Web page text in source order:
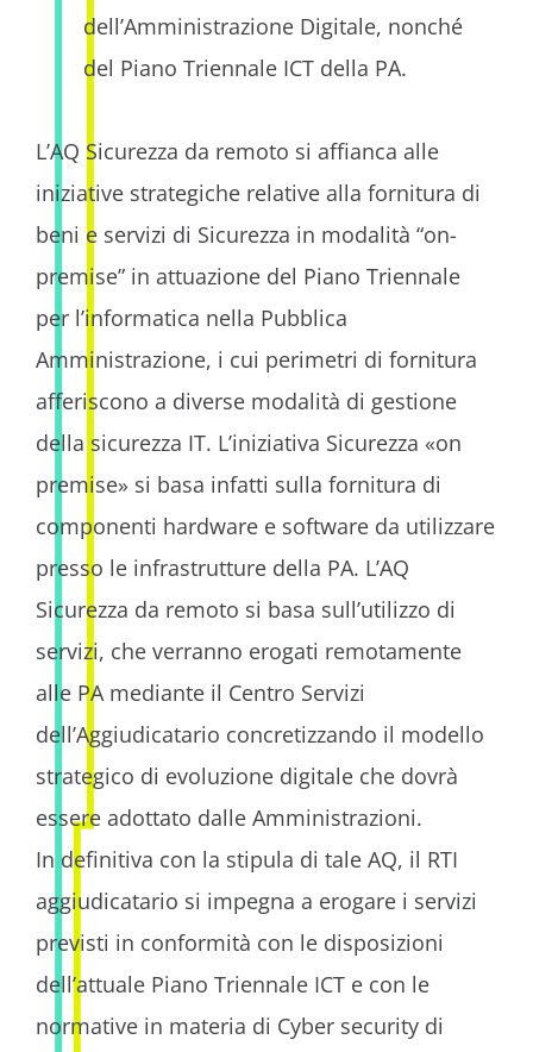
dell’Amministrazione Digitale, nonché
del Piano Triennale ICT della PA.
L’AQ Sicurezza da remoto si affianca alle
iniziative strategiche relative alla fornitura di
beni e servizi di Sicurezza in modalità “on-
premise” in attuazione del Piano Triennale
per l’informatica nella Pubblica
Amministrazione, i cui perimetri di fornitura
afferiscono a diverse modalità di gestione
della sicurezza IT. L’iniziativa Sicurezza «on
premise» si basa infatti sulla fornitura di
componenti hardware e software da utilizzare
presso le infrastrutture della PA. L’AQ
Sicurezza da remoto si basa sull’utilizzo di
servizi, che verranno erogati remotamente
alle PA mediante il Centro Servizi
dell’Aggiudicatario concretizzando il modello
strategico di evoluzione digitale che dovrà
essere adottato dalle Amministrazioni.
In definitiva con la stipula di tale AQ, il RTI
aggiudicatario si impegna a erogare i servizi
previsti in conformità con le disposizioni
dell’attuale Piano Triennale ICT e con le
normative in materia di Cyber security di